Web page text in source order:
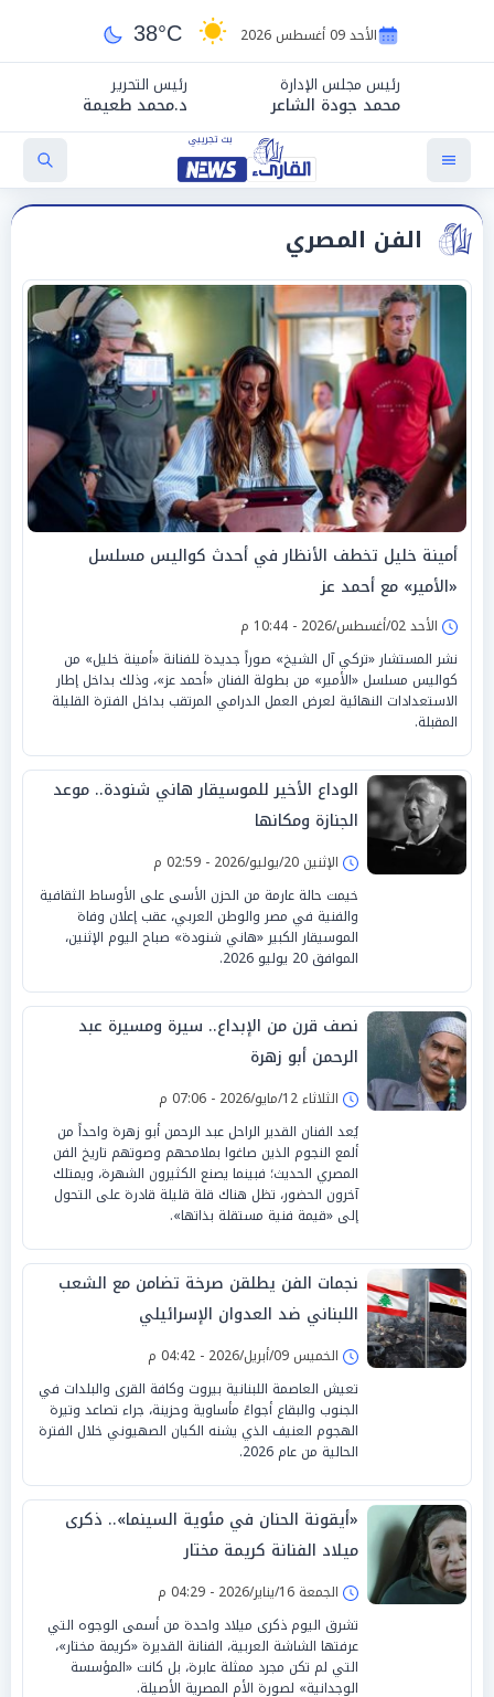
الأحد 09 أغسطس 2026 38°C
رئيس مجلس الإدارة
محمد جودة الشاعر
رئيس التحرير
د.محمد طعيمة
الفن المصري
أمينة خليل تخطف الأنظار في أحدث كواليس مسلسل
«الأمير» مع أحمد عز
الأحد 02/أغسطس/2026 - 10:44 م
نشر المستشار «تركي آل الشيخ» صوراً جديدة للفنانة «أمينة خليل» من
كواليس مسلسل «الأمير» من بطولة الفنان «أحمد عز»، وذلك بداخل إطار
الاستعدادات النهائية لعرض العمل الدرامي المرتقب بداخل الفترة القليلة
المقبلة.
الوداع الأخير للموسيقار هاني شنودة.. موعد
الجنازة ومكانها
الإثنين 20/يوليو/2026 - 02:59 م
خيمت حالة عارمة من الحزن الأسى على الأوساط الثقافية
والفنية في مصر والوطن العربي، عقب إعلان وفاة
الموسيقار الكبير «هاني شنودة» صباح اليوم الإثنين،
الموافق 20 يوليو 2026.
نصف قرن من الإبداع.. سيرة ومسيرة عبد
الرحمن أبو زهرة
الثلاثاء 12/مايو/2026 - 07:06 م
يُعد الفنان القدير الراحل عبد الرحمن أبو زهرة واحداً من
ألمع النجوم الذين صاغوا بملامحهم وصوتهم تاريخ الفن
المصري الحديث؛ فبينما يصنع الكثيرون الشهرة، ويمتلك
آخرون الحضور، تظل هناك قلة قليلة قادرة على التحول
إلى «قيمة فنية مستقلة بذاتها».
نجمات الفن يطلقن صرخة تضامن مع الشعب
اللبناني ضد العدوان الإسرائيلي
الخميس 09/أبريل/2026 - 04:42 م
تعيش العاصمة اللبنانية بيروت وكافة القرى والبلدات في
الجنوب والبقاع أجواءً مأساوية وحزينة، جراء تصاعد وتيرة
الهجوم العنيف الذي يشنه الكيان الصهيوني خلال الفترة
الحالية من عام 2026.
«أيقونة الحنان في مئوية السينما».. ذكرى
ميلاد الفنانة كريمة مختار
الجمعة 16/يناير/2026 - 04:29 م
تشرق اليوم ذكرى ميلاد واحدة من أسمى الوجوه التي
عرفتها الشاشة العربية، الفنانة القديرة «كريمة مختار»،
التي لم تكن مجرد ممثلة عابرة، بل كانت «المؤسسة
الوجدانية» لصورة الأم المصرية الأصيلة.